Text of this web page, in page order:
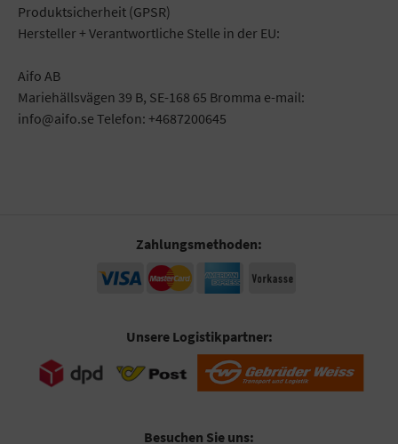
Produktsicherheit (GPSR)
Hersteller + Verantwortliche Stelle in der EU:
Aifo AB
Mariehällsvägen 39 B, SE-168 65 Bromma e-mail:
info@aifo.se Telefon: +4687200645
Zahlungsmethoden:
Unsere Logistikpartner:
Besuchen Sie uns: